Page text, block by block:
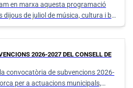
en marxa aquesta programació
dijous de juliol de música, cultura i bon
2026-2027 DEL CONSELL DE
convocatòria de subvencions 2026-
per a actuacions municipals,